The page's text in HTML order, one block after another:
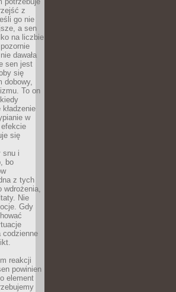
z
go nie
a sen
na liczbie
dawała
sen jest
się
dobowy,
To on
w
się
snu i
bo
z tych
wdrożenia,
Nie
Gdy
codzienne
reakcji
powinien
element